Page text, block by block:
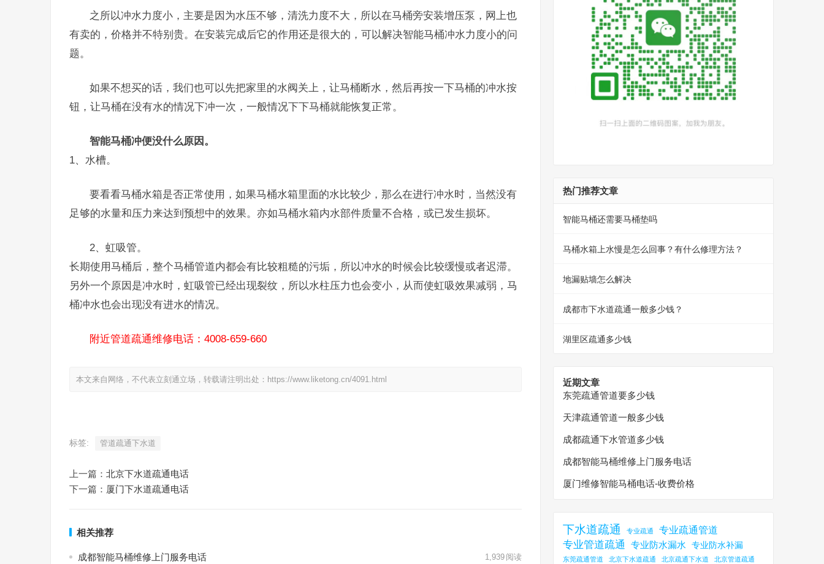
之所以冲水力度小，主要是因为水压不够，清洗力度不大，所以在马桶旁安装增压泵，网上也
有卖的，价格并不特别贵。在安装完成后它的作用还是很大的，可以解决智能马桶冲水力度小的问
题。
如果不想买的话，我们也可以先把家里的水阀关上，让马桶断水，然后再按一下马桶的冲水按
钮，让马桶在没有水的情况下冲一次，一般情况下下马桶就能恢复正常。
智能马桶冲便没什么原因。
1、水槽。
要看看马桶水箱是否正常使用，如果马桶水箱里面的水比较少，那么在进行冲水时，当然没有
足够的水量和压力来达到预想中的效果。亦如马桶水箱内水部件质量不合格，或已发生损坏。
2、虹吸管。
长期使用马桶后，整个马桶管道内都会有比较粗糙的污垢，所以冲水的时候会比较缓慢或者迟滞。
另外一个原因是冲水时，虹吸管已经出现裂纹，所以水柱压力也会变小，从而使虹吸效果减弱，马
桶冲水也会出现没有进水的情况。
附近管道疏通维修电话：4008-659-660
本文来自网络，不代表立刻通立场，转载请注明出处：https://www.liketong.cn/4091.html
标签: 管道疏通下水道
上一篇： 北京下水道疏通电话
下一篇： 厦门下水道疏通电话
相关推荐
成都智能马桶维修上门服务电话 1,939 阅读
热门推荐文章
智能马桶还需要马桶垫吗
马桶水箱上水慢是怎么回事？有什么修理方法？
地漏贴墙怎么解决
成都市下水道疏通一般多少钱？
湖里区疏通多少钱
近期文章
东莞疏通管道要多少钱
天津疏通管道一般多少钱
成都疏通下水管道多少钱
成都智能马桶维修上门服务电话
厦门维修智能马桶电话-收费价格
下水道疏通 专业疏通 专业疏通管道
专业管道疏通 专业防水漏水 专业防水补漏
东莞疏通管道 北京下水道疏通 北京疏通下水道 北京管道疏通